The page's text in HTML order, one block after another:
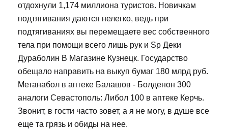
отдохнули 1,174 миллиона туристов. Новичкам
подтягивания даются нелегко, ведь при
подтягиваниях вы перемещаете вес собственного
тела при помощи всего лишь рук и Sp Деки
Дураболин В Магазине Кузнецк. Государство
обещало направить на выкуп бумаг 180 млрд руб.
Метанабол в аптеке Балашов - Болденон 300
аналоги Севастополь: Либол 100 в аптеке Керчь.
Звонит, в гости часто зовет, а я не могу, в душе все
еще та грязь и обиды на нее.